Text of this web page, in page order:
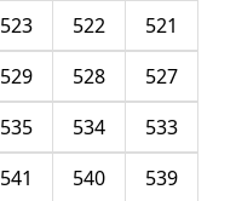
521
522
523
527
528
529
533
534
535
539
540
541